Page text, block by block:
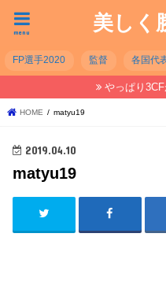
美しく
menu
FP選手2020 監督 各国代
やっぱり
HOME matyu19
2019.04.10
matyu19